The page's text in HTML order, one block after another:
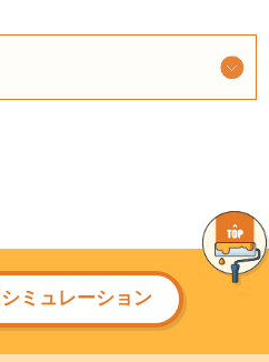
ミュレーション